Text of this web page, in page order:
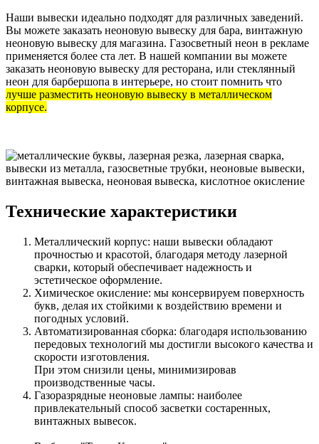
Наши вывески идеально подходят для различных заведений.
Вы можете заказать неоновую вывеску для бара, винтажную
неоновую вывеску для магазина. Газосветный неон в рекламе
применяется более ста лет. В нашей компании вы можете
заказать неоновую вывеску для ресторана, или стеклянный
неон для барбершопа в интерьере, но стоит помнить что
лучше разместить неоновую вывеску в металлическом
корпусе.
Технические характеристики
Металлический корпус: наши вывески обладают
прочностью и красотой, благодаря методу лазерной
сварки, который обеспечивает надежность и
эстетическое оформление.
Химическое окисление: мы консервируем поверхность
букв, делая их стойкими к воздействию времени и
погодных условий.
Автоматизированная сборка: благодаря использованию
передовых технологий мы достигли высокого качества и
скорости изготовления.
При этом снизили цены, минимизировав
производственные часы.
Газоразрядные неоновые лампы: наиболее
привлекательный способ засветки состаренных,
винтажных вывесок.